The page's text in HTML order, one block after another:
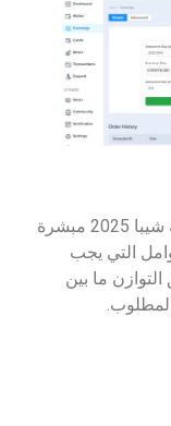
ختامًا لمقالنا يمكن القول أن توقعات عملة شيبا 2025 مبشرة
التي يجب
ما بين